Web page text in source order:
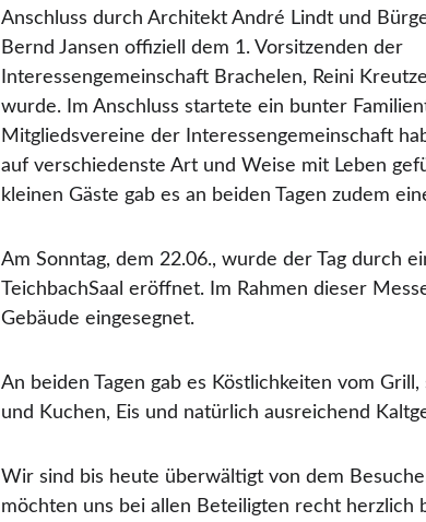
Anschluss durch Architekt André Lindt und
Bernd Jansen offiziell dem 1. Vorsitzenden der
Interessengemeinschaft Brachelen, Reini
wurde. Im Anschluss startete ein bunter
Mitgliedsvereine der Interessengemeinschaft
auf verschiedenste Art und Weise mit Leben
kleinen Gäste gab es an beiden Tagen zudem
Am Sonntag, dem 22.06., wurde der Tag durch
TeichbachSaal eröffnet. Im Rahmen dieser
Gebäude eingesegnet.
An beiden Tagen gab es Köstlichkeiten vom
und Kuchen, Eis und natürlich ausreichend
Wir sind bis heute überwältigt von dem
möchten uns bei allen Beteiligten recht herzlich